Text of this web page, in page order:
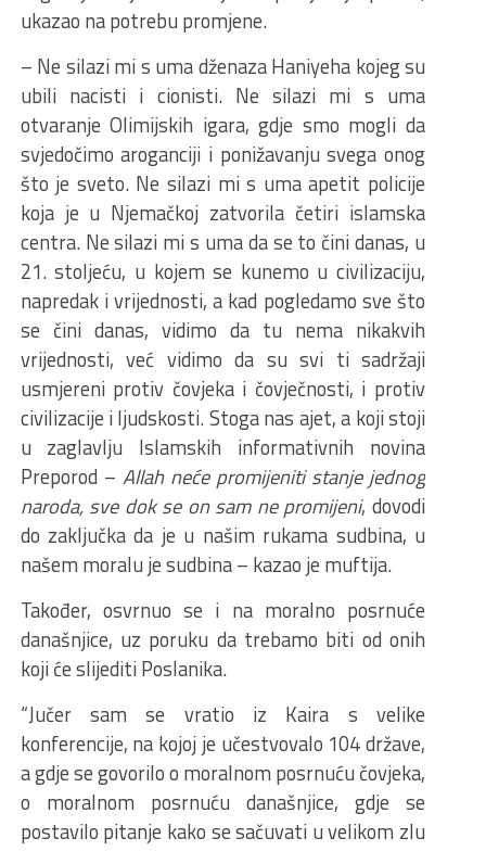
ukazao na potrebu promjene.
– Ne silazi mi s uma dženaza Haniyeha kojeg su
ubili nacisti i cionisti. Ne silazi mi s uma
otvaranje Olimijskih igara, gdje smo mogli da
svjedočimo aroganciji i ponižavanju svega onog
što je sveto. Ne silazi mi s uma apetit policije
koja je u Njemačkoj zatvorila četiri islamska
centra. Ne silazi mi s uma da se to čini danas, u
21. stoljeću, u kojem se kunemo u civilizaciju,
napredak i vrijednosti, a kad pogledamo sve što
se čini danas, vidimo da tu nema nikakvih
vrijednosti, već vidimo da su svi ti sadržaji
usmjereni protiv čovjeka i čovječnosti, i protiv
civilizacije i ljudskosti. Stoga nas ajet, a koji stoji
u zaglavlju Islamskih informativnih novina
Preporod – Allah neće promijeniti stanje jednog
naroda, sve dok se on sam ne promijeni, dovodi
do zaključka da je u našim rukama sudbina, u
našem moralu je sudbina – kazao je muftija.
Također, osvrnuo se i na moralno posrnuće
današnjice, uz poruku da trebamo biti od onih
koji će slijediti Poslanika.
“Jučer sam se vratio iz Kaira s velike
konferencije, na kojoj je učestvovalo 104 države,
a gdje se govorilo o moralnom posrnuću čovjeka,
o moralnom posrnuću današnjice, gdje se
postavilo pitanje kako se sačuvati u velikom zlu